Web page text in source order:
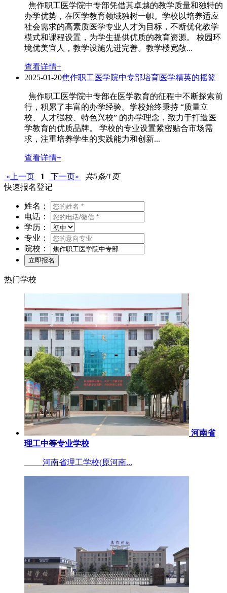
焦作职工医学院中专部凭借其卓越的教学质量和独特的
办学优势，在医学教育领域独树一帜。学校以培养适应
社会需求的高素质医学专业人才为目标，不断优化教学
模式和课程设置，为学生提供优质的教育资源。 校园环
境优美宜人，教学设施先进完善。教学楼宽敞...
查看详情+
2025-01-20焦作职工医学院中专部培育医学精英的摇篮
焦作职工医学院中专部在医学教育的征程中不断探索前
行，积累了丰富的办学经验。学校始终秉持 “质量立
校、人才强校、特色兴校” 的办学理念，致力于打造医
学教育的优质品牌。 学校的专业设置紧密贴合市场需
求，注重培养学生的实践能力和创新...
查看详情+
«上一页 1 下一页»
共5条/1页
快速报名登记
姓名：
电话：
学历：
专业：
院校：
热门学校
河南省
理工中等专业学校
河南省理工学校(原河南...